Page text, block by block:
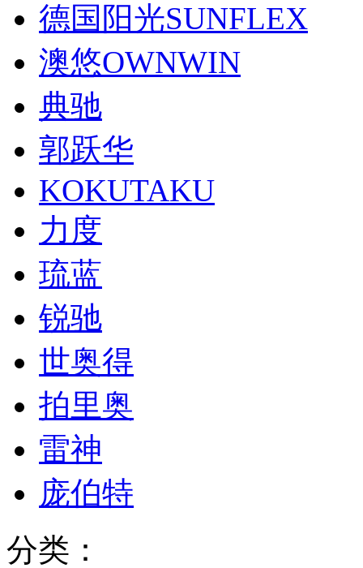
德国阳光SUNFLEX
澳悠OWNWIN
典驰
郭跃华
KOKUTAKU
力度
琉蓝
锐驰
世奥得
拍里奥
雷神
庞伯特
分类：